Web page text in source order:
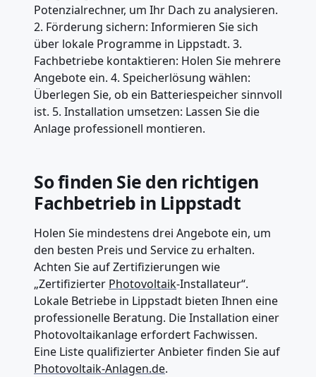
Potenzialrechner, um Ihr Dach zu analysieren.
2. Förderung sichern: Informieren Sie sich
über lokale Programme in Lippstadt. 3.
Fachbetriebe kontaktieren: Holen Sie mehrere
Angebote ein. 4. Speicherlösung wählen:
Überlegen Sie, ob ein Batteriespeicher sinnvoll
ist. 5. Installation umsetzen: Lassen Sie die
Anlage professionell montieren.
So finden Sie den richtigen
Fachbetrieb in Lippstadt
Holen Sie mindestens drei Angebote ein, um
den besten Preis und Service zu erhalten.
Achten Sie auf Zertifizierungen wie
„Zertifizierter Photovoltaik-Installateur“.
Lokale Betriebe in Lippstadt bieten Ihnen eine
professionelle Beratung. Die Installation einer
Photovoltaikanlage erfordert Fachwissen.
Eine Liste qualifizierter Anbieter finden Sie auf
Photovoltaik-Anlagen.de.